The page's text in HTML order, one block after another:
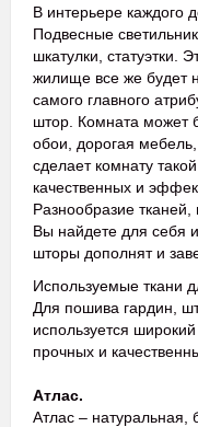
В интерьере каждого
Подвесные
шкатулки, статуэтки.
жилище все же будет
самого главного
штор. Комната может
обои, дорогая
сделает комнату
качественных и
Разнообразие
Вы найдете для себя
шторы дополнят и
Используемые ткани
Для пошива гардин,
используется
прочных и
Атлас.
Атлас – натуральная,